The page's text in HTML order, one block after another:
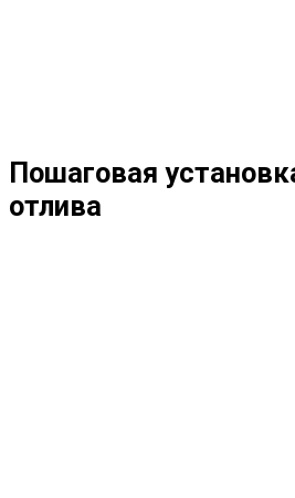
Пошаговая
отлива